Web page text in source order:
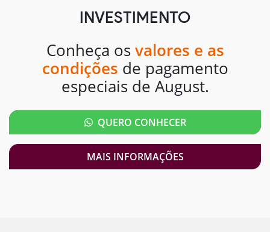
INVESTIMENTO
Conheça os valores e as
condições de pagamento
especiais de August.
QUERO CONHECER
MAIS INFORMAÇÕES